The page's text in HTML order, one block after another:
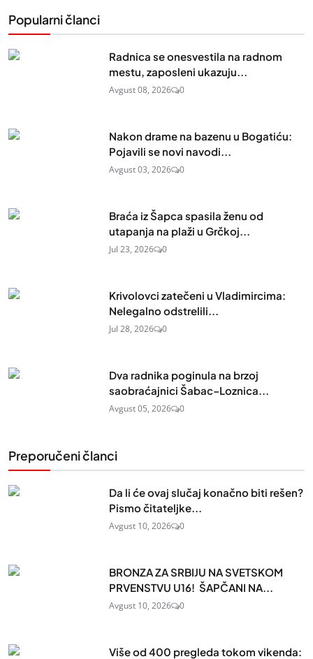
Popularni članci
Radnica se onesvestila na radnom
mestu, zaposleni ukazuju...
Avgust 08, 2026 0
Nakon drame na bazenu u Bogatiću:
Pojavili se novi navodi...
Avgust 03, 2026 0
Braća iz Šapca spasila ženu od
utapanja na plaži u Grčkoj...
Jul 23, 2026 0
Krivolovci zatečeni u Vladimircima:
Nelegalno odstrelili...
Jul 28, 2026 0
Dva radnika poginula na brzoj
saobraćajnici Šabac–Loznica...
Avgust 05, 2026 0
Preporučeni članci
Da li će ovaj slučaj konačno biti rešen?
Pismo čitateljke...
Avgust 10, 2026 0
BRONZA ZA SRBIJU NA SVETSKOM
PRVENSTVU U16! ŠAPČANI NA...
Avgust 10, 2026 0
Više od 400 pregleda tokom vikenda: